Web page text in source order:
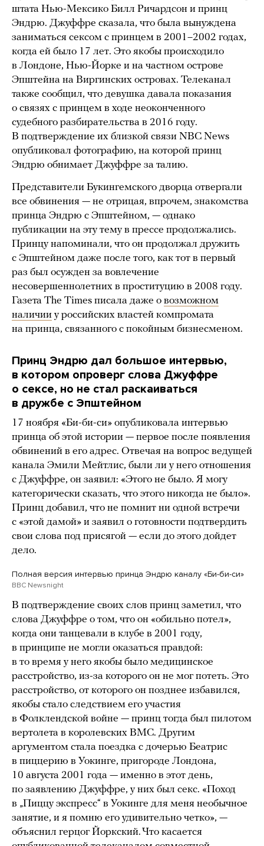
штата Нью-Мексико Билл Ричардсон и принц
Эндрю. Джуффре сказала, что была вынуждена
заниматься сексом с принцем в 2001–2002 годах,
когда ей было 17 лет. Это якобы происходило
в Лондоне, Нью-Йорке и на частном острове
Эпштейна на Виргинских островах. Телеканал
также сообщил, что девушка давала показания
о связях с принцем в ходе неоконченного
судебного разбирательства в 2016 году.
В подтверждение их близкой связи NBC News
опубликовал фотографию, на которой принц
Эндрю обнимает Джуффре за талию.
Представители Букингемского дворца отвергали
все обвинения — не отрицая, впрочем, знакомства
принца Эндрю с Эпштейном, — однако
публикации на эту тему в прессе продолжались.
Принцу напоминали, что он продолжал дружить
с Эпштейном даже после того, как тот в первый
раз был осужден за вовлечение
несовершеннолетних в проституцию в 2008 году.
Газета The Times писала даже о возможном
наличии у российских властей компромата
на принца, связанного с покойным бизнесменом.
Принц Эндрю дал большое интервью,
в котором опроверг слова Джуффре
о сексе, но не стал раскаиваться
в дружбе с Эпштейном
17 ноября «Би-би-си» опубликовала интервью
принца об этой истории — первое после появления
обвинений в его адрес. Отвечая на вопрос ведущей
канала Эмили Мейтлис, были ли у него отношения
с Джуффре, он заявил: «Этого не было. Я могу
категорически сказать, что этого никогда не было».
Принц добавил, что не помнит ни одной встречи
с «этой дамой» и заявил о готовности подтвердить
свои слова под присягой — если до этого дойдет
дело.
Полная версия интервью принца Эндрю каналу «Би-би-си»
BBC Newsnight
В подтверждение своих слов принц заметил, что
слова Джуффре о том, что он «обильно потел»,
когда они танцевали в клубе в 2001 году,
в принципе не могли оказаться правдой:
в то время у него якобы было медицинское
расстройство, из-за которого он не мог потеть. Это
расстройство, от которого он позднее избавился,
якобы стало следствием его участия
в Фолклендской войне — принц тогда был пилотом
вертолета в королевских ВМС. Другим
аргументом стала поездка с дочерью Беатрис
в пиццерию в Уокинге, пригороде Лондона,
10 августа 2001 года — именно в этот день,
по заявлению Джуффре, у них был секс. «Поход
в „Пиццу экспресс“ в Уокинге для меня необычное
занятие, и я помню его удивительно четко», —
объяснил герцог Йоркский. Что касается